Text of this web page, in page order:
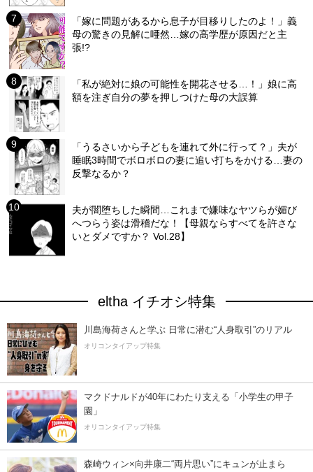
「嫁に問題があるから息子が目移りしたのよ！」義
母の驚きの見解に唖然…嫁の高学歴が原因だと主
張!?
「私が絶対に娘の可能性を開花させる…！」娘に高
額を注ぎ自分の夢を押しつけた母の大誤算
「うるさいから子どもを連れて外に行って？」夫が
睡眠3時間でボロボロの妻に追い打ちをかける…妻の
反撃なるか？
夫が闇堕ちした瞬間…これまで嫌味なヤツらが媚び
へつらう姿は滑稽だな！【母親ならすべてを許さな
いとダメですか？ Vol.28】
eltha イチオシ特集
川島海荷さんと学ぶ 日常に潜む“人身取引”のリアル
オリコンタイアップ特集
マクドナルドが40年にわたり支える「小学生の甲子
園」
オリコンタイアップ特集
森崎ウィン×向井康二“両片思い”にキュンが止まら